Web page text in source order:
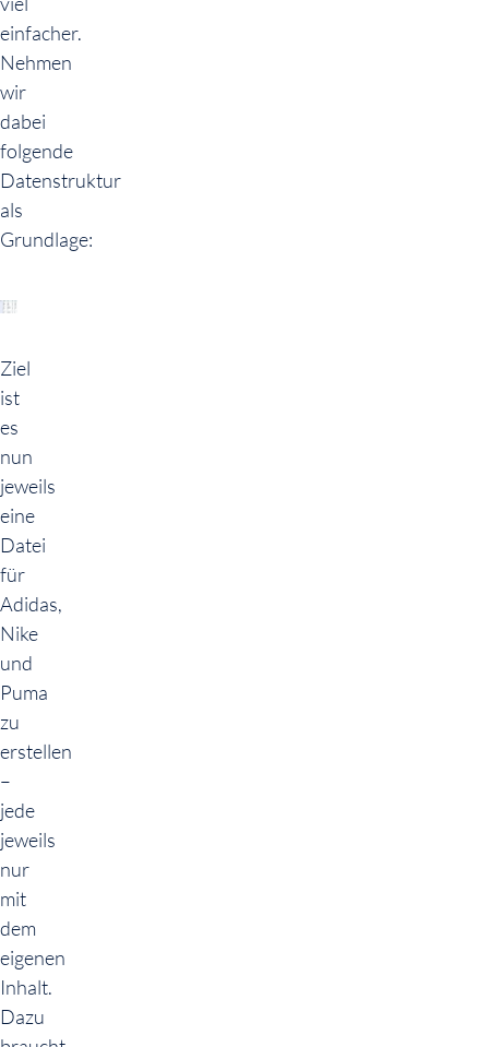
einfacher.
Nehmen
wir
dabei
folgende
Datenstruktur
als
Grundlage:
Ziel
ist
es
nun
jeweils
eine
Datei
für
Adidas,
Nike
und
Puma
zu
erstellen
–
jede
jeweils
nur
mit
dem
eigenen
Inhalt.
Dazu